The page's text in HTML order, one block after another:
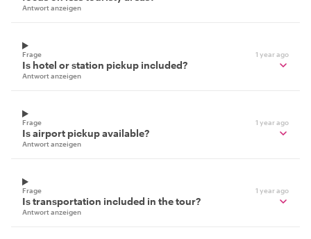
Antwort anzeigen
Frage 1 year ago
Is hotel or station pickup included?
Antwort anzeigen
Frage 1 year ago
Is airport pickup available?
Antwort anzeigen
Frage 1 year ago
Is transportation included in the tour?
Antwort anzeigen